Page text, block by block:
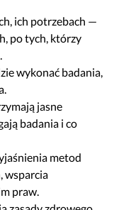
ich potrzebach —
po tych, którzy
wykonać badania,
jasne
badania i co
metod
wsparcia
praw.